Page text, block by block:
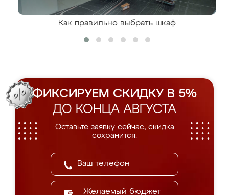
Как правильно выбрать шкаф
ФИКСИРУЕМ СКИДКУ В 5%
ДО КОНЦА АВГУСТА
Оставьте заявку сейчас, скидка
сохранится.
Желаемый бюджет